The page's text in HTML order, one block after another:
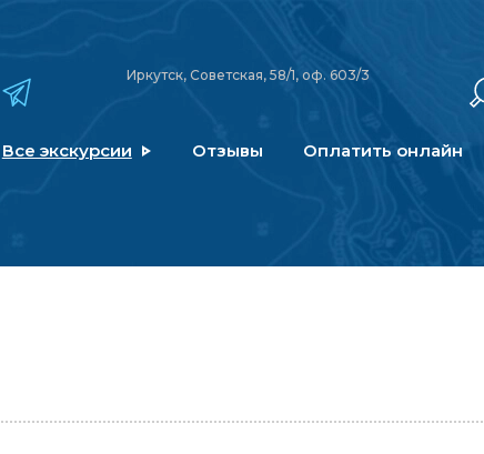
Иркутск, Советская, 58/1, оф. 603/3
Все экскурсии Отзывы Оплатить онлайн